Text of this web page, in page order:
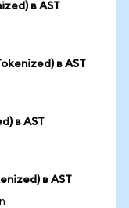
в AST
в AST
в AST
в AST